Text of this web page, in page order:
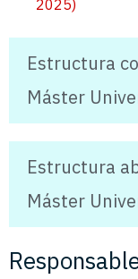
2025)
Estructura
Máster
Estructura
Máster